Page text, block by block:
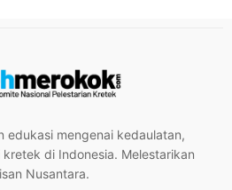
edukasi mengenai kedaulatan,
di Indonesia. Melestarikan
Nusantara.